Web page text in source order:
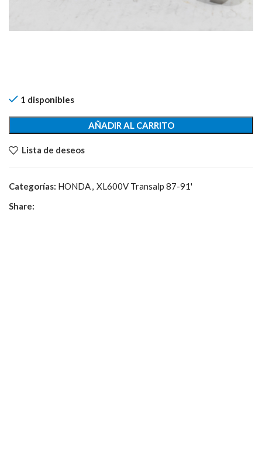
1 disponibles
AÑADIR AL CARRITO
Lista de deseos
Categorías: HONDA, XL600V Transalp 87-91'
Share: